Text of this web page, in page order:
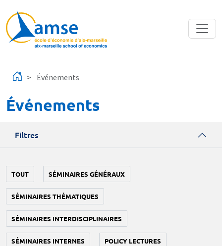
Événements
Événements
Filtres
TOUT SÉMINAIRES GÉNÉRAUX
SÉMINAIRES THÉMATIQUES
SÉMINAIRES INTERDISCIPLINAIRES
SÉMINAIRES INTERNES POLICY LECTURES